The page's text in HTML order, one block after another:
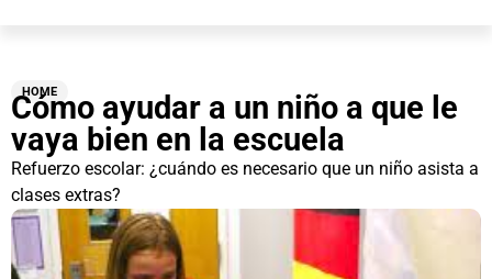
HOME
Cómo ayudar a un niño a que le
vaya bien en la escuela
Refuerzo escolar: ¿cuándo es necesario que un niño asista a
clases extras?